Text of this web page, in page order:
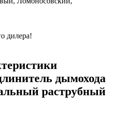
дилера!
дымохода
раструбный